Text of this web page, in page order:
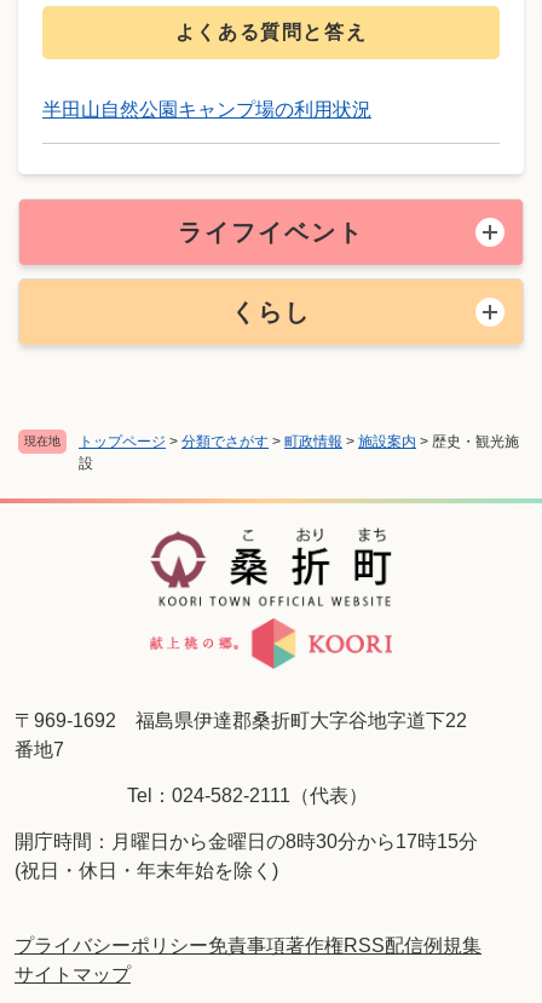
現在地 トップページ > 分類でさがす > 町政情報 > 施設案内 > 歴史・観光施
設
よくある質問と答え
半田山自然公園キャンプ場の利用状況
ライフイベント
くらし
〒969-1692 福島県伊達郡桑折町大字谷地字道下22
番地7
Tel：024-582-2111（代表）
開庁時間：月曜日から金曜日の8時30分から17時15分
(祝日・休日・年末年始を除く)
プライバシーポリシー免責事項著作権RSS配信例規集
サイトマップ